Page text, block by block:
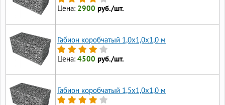
Цена: 2900 руб./шт.
Габион коробчатый 1,0х1,0х1,0 м
Цена: 4500 руб./шт.
Габион коробчатый 1,5х1,0х1,0 м